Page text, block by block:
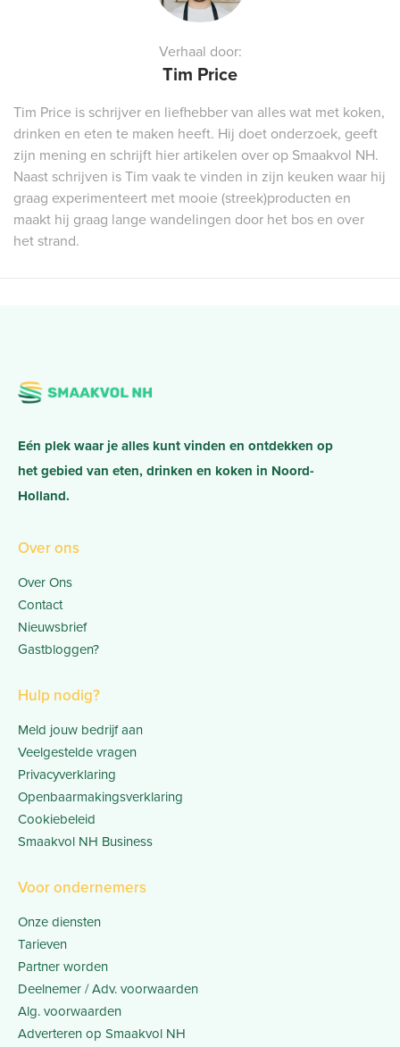
Verhaal door:
Tim Price
Tim Price is schrijver en liefhebber van alles wat met koken,
drinken en eten te maken heeft. Hij doet onderzoek, geeft
zijn mening en schrijft hier artikelen over op Smaakvol NH.
Naast schrijven is Tim vaak te vinden in zijn keuken waar hij
graag experimenteert met mooie (streek)producten en
maakt hij graag lange wandelingen door het bos en over
het strand.
Eén plek waar je alles kunt vinden en ontdekken op
het gebied van eten, drinken en koken in Noord-
Holland.
Over ons
Over Ons
Contact
Nieuwsbrief
Gastbloggen?
Hulp nodig?
Meld jouw bedrijf aan
Veelgestelde vragen
Privacyverklaring
Openbaarmakingsverklaring
Cookiebeleid
Smaakvol NH Business
Voor ondernemers
Onze diensten
Tarieven
Partner worden
Deelnemer / Adv. voorwaarden
Alg. voorwaarden
Adverteren op Smaakvol NH